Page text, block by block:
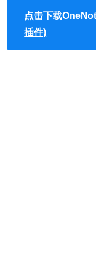
1.捕获Web 内容，
点击下载
插件)